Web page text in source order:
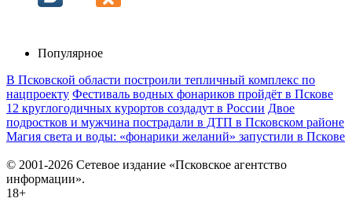
Популярное
В Псковской области построили тепличный комплекс по
нацпроекту Фестиваль водных фонариков пройдёт в Пскове
12 круглогодичных курортов создадут в России Двое
подростков и мужчина пострадали в ДТП в Псковском районе
Магия света и воды: «фонарики желаний» запустили в Пскове
© 2001-2026 Сетевое издание «Псковское агентство
информации».
18+